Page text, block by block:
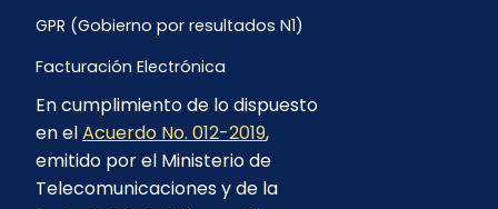
GPR (Gobierno por resultados N1)
Facturación Electrónica
Archivo Histórico de Facturación
Portal Ambiental y Social
Proyecto Geotérmico Chachimbiro
En cumplimiento de lo dispuesto
en elAcuerdo No. 012-2019,
emitido por el Ministerio de
Telecomunicaciones y de la